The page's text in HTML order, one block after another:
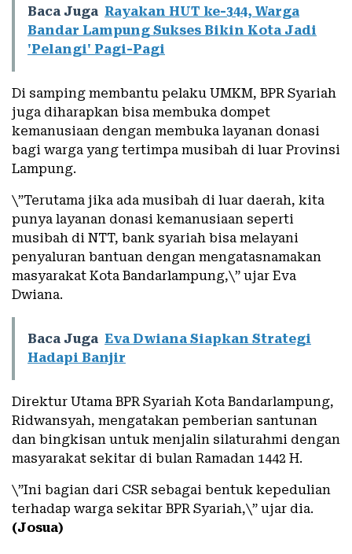
Baca Juga Rayakan HUT ke-344, Warga
Bandar Lampung Sukses Bikin Kota Jadi
'Pelangi' Pagi-Pagi
Di samping membantu pelaku UMKM, BPR Syariah
juga diharapkan bisa membuka dompet
kemanusiaan dengan membuka layanan donasi
bagi warga yang tertimpa musibah di luar Provinsi
Lampung.
\”Terutama jika ada musibah di luar daerah, kita
punya layanan donasi kemanusiaan seperti
musibah di NTT, bank syariah bisa melayani
penyaluran bantuan dengan mengatasnamakan
masyarakat Kota Bandarlampung,\” ujar Eva
Dwiana.
Baca Juga Eva Dwiana Siapkan Strategi
Hadapi Banjir
Direktur Utama BPR Syariah Kota Bandarlampung,
Ridwansyah, mengatakan pemberian santunan
dan bingkisan untuk menjalin silaturahmi dengan
masyarakat sekitar di bulan Ramadan 1442 H.
\”Ini bagian dari CSR sebagai bentuk kepedulian
terhadap warga sekitar BPR Syariah,\” ujar dia.
(Josua)